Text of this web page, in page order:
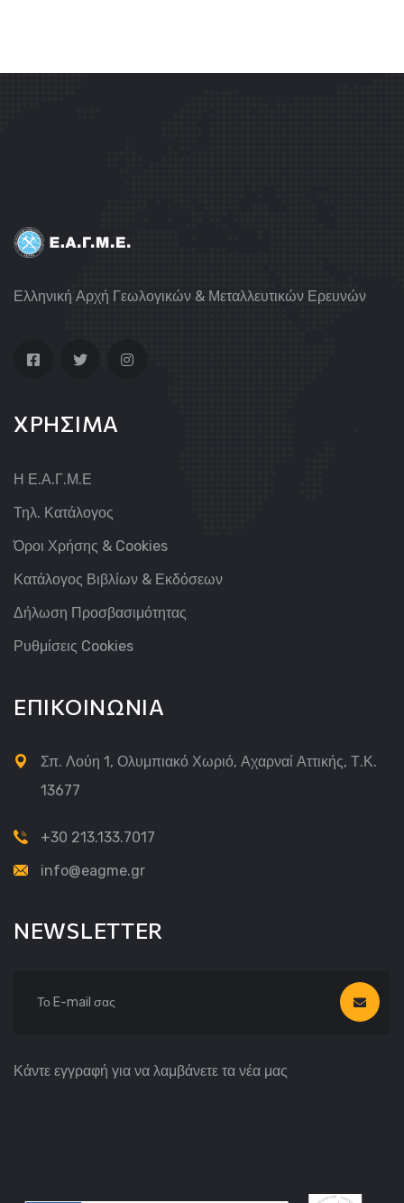
Ελληνική Αρχή Γεωλογικών & Μεταλλευτικών Ερευνών
ΧΡΗΣΙΜΑ
Η Ε.Α.Γ.Μ.Ε
Τηλ. Κατάλογος
Όροι Χρήσης & Cookies
Κατάλογος Βιβλίων & Εκδόσεων
Δήλωση Προσβασιμότητας
Ρυθμίσεις Cookies
ΕΠΙΚΟΙΝΩΝΙΑ
Σπ. Λούη 1, Ολυμπιακό Χωριό, Αχαρναί Αττικής, Τ.Κ.
13677
+30 213.133.7017
info@eagme.gr
NEWSLETTER
Κάντε εγγραφή για να λαμβάνετε τα νέα μας